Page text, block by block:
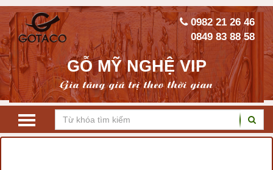
GỖ MỸ NGHỆ VIP
Gia tăng giá trị theo thời gian
0982 21 26 46
0849 83 88 58